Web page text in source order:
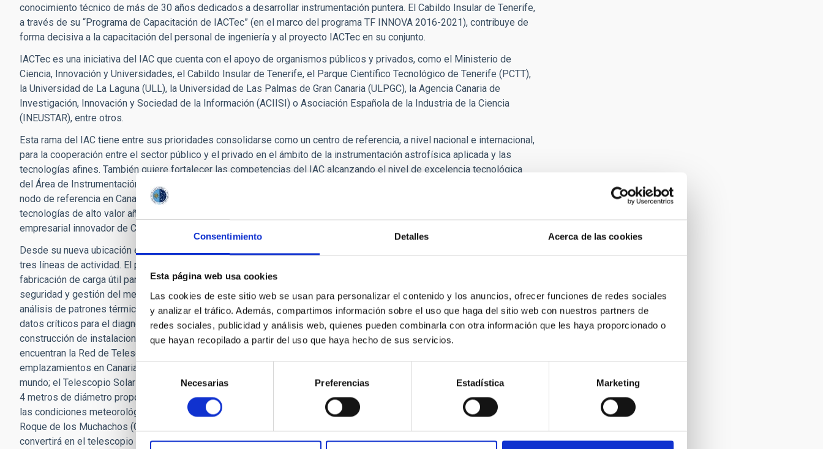
Consentimiento Detalles Acerca de las cookies
Esta página web usa cookies
Las cookies de este sitio web se usan para personalizar el contenido y los anuncios, ofrecer funciones de redes sociales
y analizar el tráfico. Además, compartimos información sobre el uso que haga del sitio web con nuestros partners de
redes sociales, publicidad y análisis web, quienes pueden combinarla con otra información que les haya proporcionado o
que hayan recopilado a partir del uso que haya hecho de sus servicios.
Selección
consentimiento
Necesarias Preferencias Estadística Marketing
conocimiento técnico de más de 30 años dedicados a desarrollar instrumentación puntera. El Cabildo Insular de Tenerife,
a través de su “Programa de Capacitación de IACTec” (en el marco del programa TF INNOVA 2016-2021), contribuye de
forma decisiva a la capacitación del personal de ingeniería y al proyecto IACTec en su conjunto.
IACTec es una iniciativa del IAC que cuenta con el apoyo de organismos públicos y privados, como el Ministerio de
Ciencia, Innovación y Universidades, el Cabildo Insular de Tenerife, el Parque Científico Tecnológico de Tenerife (PCTT),
la Universidad de La Laguna (ULL), la Universidad de Las Palmas de Gran Canaria (ULPGC), la Agencia Canaria de
Investigación, Innovación y Sociedad de la Información (ACIISI) o Asociación Española de la Industria de la Ciencia
(INEUSTAR), entre otros.
Esta rama del IAC tiene entre sus prioridades consolidarse como un centro de referencia, a nivel nacional e internacional,
para la cooperación entre el sector público y el privado en el ámbito de la instrumentación astrofísica aplicada y las
tecnologías afines. También quiere fortalecer las competencias del IAC alcanzando el nivel de excelencia tecnológica
del Área de Instrumentación de este centro y complementando su actividad de I+D. Además de posicionarse como el
nodo de referencia en Canarias de la colaboración con la Industria de la Ciencia en el desarrollo de productos y
tecnologías de alto valor añadido; y destacar como referente en la creación de empleo consolidando el tejido
empresarial innovador de Canarias.
Desde su nueva ubicación en el Parque Científico y Tecnológico "INtech La Laguna", IACTec continuará desarrollando sus
tres líneas de actividad. El programa de Espacio, dedicado a la innovación y desarrollo tecnológico relacionados con la
fabricación de carga útil para nano, micro y minisatélites en los ámbitos de comunicaciones, observación de la Tierra,
seguridad y gestión del medioambiente. El programa de Tecnología Médica, actualmente centrado en la detección y
análisis de patrones térmicos anómalos utilizando radiación natural en el infrarrojo y en microondas, lo que proporciona
datos críticos para el diagnóstico y manejo de enfermedades. Y el programa de Grandes Telescopios, destinado a la
construcción de instalaciones astronómicas en los Observatorios de Canarias. Entre otros proyectos internacionales se
encuentran la Red de Telescopios Cherenkov (CTA), que con sus más de 100 telescopios situados en los dos
emplazamientos en Canarias y en Chile se convertirá en el mayor observatorio de rayos gamma de muy alta energía del
mundo; el Telescopio Solar Europeo (EST), que se instalará en uno de los Observatorios de Canarias y con su espejo de
4 metros de diámetro proporcionará a los astrofísicos una herramienta única para entender el Sol y cómo este determina
las condiciones meteorológicas del espacio; y el New Robotic Telescope (NRT), que se ubicará en el Observatorio del
Roque de los Muchachos (Grafía, La Palma) y también contará con un espejo de 4 metros diámetro con el que se
convertirá en el telescopio robótico y remotizado más grande, rápido y avanzado del mundo en su clase.